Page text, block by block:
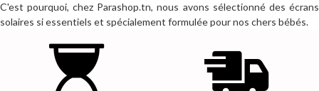
C'est pourquoi, chez Parashop.tn, nous avons sélectionné des écrans
solaires si essentiels et spécialement formulée pour nos chers bébés.